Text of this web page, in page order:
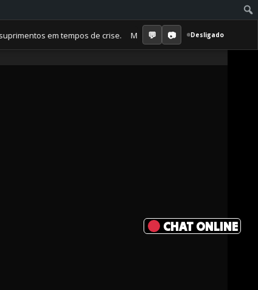
em tempos de crise. Membro Amor ganha jornal mensal
Desligado
CHAT ONLINE